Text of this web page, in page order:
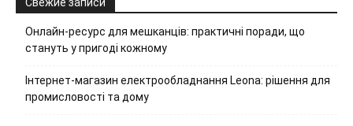
Онлайн-ресурс для мешканців: практичні поради, що
стануть у пригоді кожному
Інтернет-магазин електрообладнання Leona: рішення для
промисловості та дому